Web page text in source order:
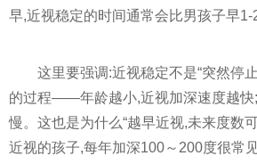
早,近视稳定的时间通常会比男孩子早1-2
这里要强调:近视稳定不是“突然停
的过程——年龄越小,近视加深速度越快
慢。这也是为什么“越早近视,未来度数
近视的孩子,每年加深100～200度很常